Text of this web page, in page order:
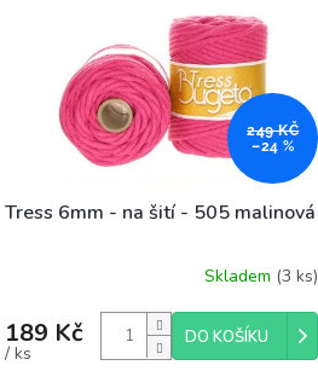
k
249 KČ
–24 %
Tress 6mm - na šití - 505 malinová
Skladem (3 ks)
189 Kč
/ ks
DO KOŠÍKU